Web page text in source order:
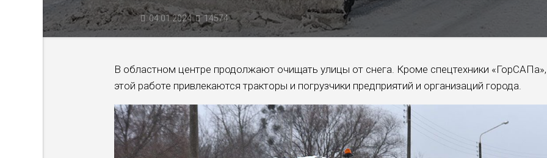
04.01.2024 14574
В областном центре продолжают очищать улицы от снега. Кроме спецтехники
этой работе привлекаются тракторы и погрузчики предприятий и организаций города.